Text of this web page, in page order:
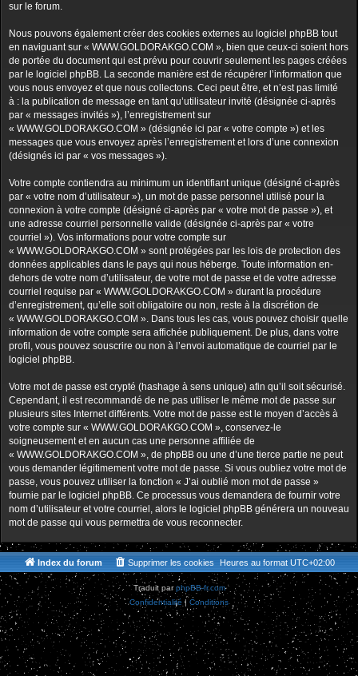
sur le forum.
Nous pouvons également créer des cookies externes au logiciel phpBB tout
en naviguant sur « WWW.GOLDORAKGO.COM », bien que ceux-ci soient hors
de portée du document qui est prévu pour couvrir seulement les pages créées
par le logiciel phpBB. La seconde manière est de récupérer l’information que
vous nous envoyez et que nous collectons. Ceci peut être, et n’est pas limité
à : la publication de message en tant qu’utilisateur invité (désignée ci-après
par « messages invités »), l’enregistrement sur
« WWW.GOLDORAKGO.COM » (désignée ici par « votre compte ») et les
messages que vous envoyez après l’enregistrement et lors d’une connexion
(désignés ici par « vos messages »).
Votre compte contiendra au minimum un identifiant unique (désigné ci-après
par « votre nom d’utilisateur »), un mot de passe personnel utilisé pour la
connexion à votre compte (désigné ci-après par « votre mot de passe »), et
une adresse courriel personnelle valide (désignée ci-après par « votre
courriel »). Vos informations pour votre compte sur
« WWW.GOLDORAKGO.COM » sont protégées par les lois de protection des
données applicables dans le pays qui nous héberge. Toute information en-
dehors de votre nom d’utilisateur, de votre mot de passe et de votre adresse
courriel requise par « WWW.GOLDORAKGO.COM » durant la procédure
d’enregistrement, qu’elle soit obligatoire ou non, reste à la discrétion de
« WWW.GOLDORAKGO.COM ». Dans tous les cas, vous pouvez choisir quelle
information de votre compte sera affichée publiquement. De plus, dans votre
profil, vous pouvez souscrire ou non à l’envoi automatique de courriel par le
logiciel phpBB.
Votre mot de passe est crypté (hashage à sens unique) afin qu’il soit sécurisé.
Cependant, il est recommandé de ne pas utiliser le même mot de passe sur
plusieurs sites Internet différents. Votre mot de passe est le moyen d’accès à
votre compte sur « WWW.GOLDORAKGO.COM », conservez-le
soigneusement et en aucun cas une personne affiliée de
« WWW.GOLDORAKGO.COM », de phpBB ou une d’une tierce partie ne peut
vous demander légitimement votre mot de passe. Si vous oubliez votre mot de
passe, vous pouvez utiliser la fonction « J’ai oublié mon mot de passe »
fournie par le logiciel phpBB. Ce processus vous demandera de fournir votre
nom d’utilisateur et votre courriel, alors le logiciel phpBB générera un nouveau
mot de passe qui vous permettra de vous reconnecter.
Index du forum Heures au format UTC+02:00
Supprimer les cookies
Traduit parphpBB-fr.com
Confidentialité | Conditions